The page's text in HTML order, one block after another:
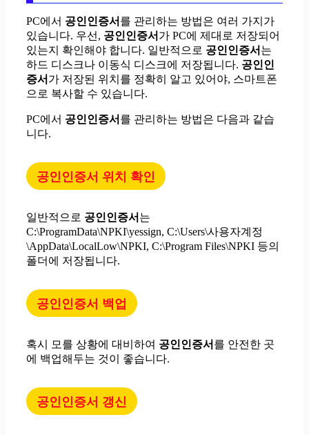
PC에서 공인인증서 를 관리하는 방법은 여러 가지가
있습니다. 우선, 공인인증서 가 PC에 제대로 저장되어
있는지 확인해야 합니다. 일반적으로 공인인증서 는
하드 디스크나 이동식 디스크에 저장됩니다. 공인인
증서 가 저장된 위치를 정확히 알고 있어야, 스마트폰
으로 복사할 수 있습니다.
PC에서 공인인증서 를 관리하는 방법은 다음과 같습
니다.
공인인증서 위치 확인
일반적으로 공인인증서 는
C:\ProgramData\NPKI\yessign, C:\Users\사용자계정
\AppData\LocalLow\NPKI, C:\Program Files\NPKI 등의
폴더에 저장됩니다.
공인인증서 백업
혹시 모를 상황에 대비하여 공인인증서 를 안전한 곳
에 백업해두는 것이 좋습니다.
공인인증서 갱신